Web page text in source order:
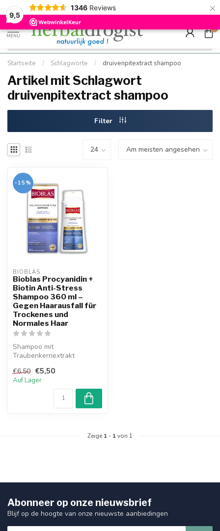
9,5
1346 Reviews ×
Kostenloser DE-Versand ab Mindestbestellwert |
Schnell geliefert
Minimum
Hızlı
MENU
0
Startseite / Schlagworte / druivenpitextract shampoo
Artikel mit Schlagwort
druivenpitextract shampoo
Filter
-15%
BIOBLAS
Bioblas Procyanidin +
Biotin Anti-Stress
Shampoo 360 ml –
Gegen Haarausfall für
Trockenes und
Normales Haar
Shampoo mit
Traubenkernextrakt
Reduzierung von Haar...
€6,50 €5,50
Auf Lager
Zeige 1 - 1von 1
Abonneer op onze nieuwsbrief
Blijf op de hoogte van onze nieuwste aanbiedingen